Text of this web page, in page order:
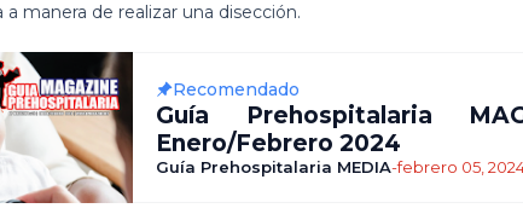
a manera de realizar una disección.
Recomendado
Guía Prehospitalaria
Enero/Febrero 2024
Guía Prehospitalaria MEDIA-febrero 05,